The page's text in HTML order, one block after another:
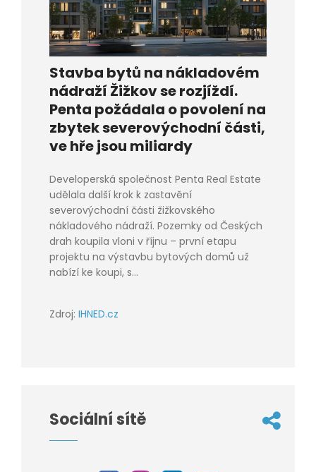
Stavba bytů na nákladovém
nádraží Žižkov se rozjíždí.
Penta požádala o povolení na
zbytek severovýchodní části,
ve hře jsou miliardy
Developerská společnost Penta Real Estate
udělala další krok k zastavění
severovýchodní části žižkovského
nákladového nádraží. Pozemky od Českých
drah koupila vloni v říjnu – první etapu
projektu na výstavbu bytových domů už
nabízí ke koupi, s...
Zdroj: IHNED.cz
Sociální sítě